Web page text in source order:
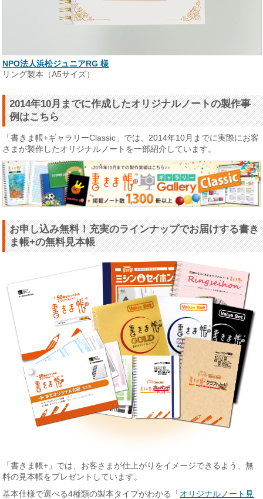
NPO法人浜松ジュニアRG 様
リング製本（A5サイズ）
2014年10月までに作成したオリジナルノートの製作事
例はこちら
「書きま帳+ギャラリーClassic」では、2014年10月までに実際にお客
さまが製作したオリジナルノートを一部紹介しています。
お申し込み無料！充実のラインナップでお届けする書き
ま帳+の無料見本帳
「書きま帳+」では、お客さまが仕上がりをイメージできるよう、無
料の見本帳をプレゼントしています。
基本仕様で選べる4種類の製本タイプがわかる「 オリジナルノート見